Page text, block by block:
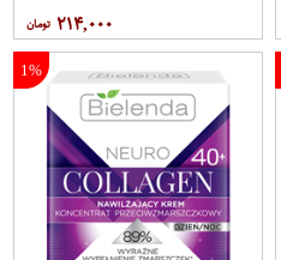
۲۱۴,۰۰۰
1%